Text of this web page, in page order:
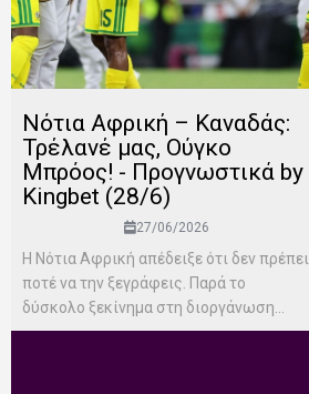
Νότια Αφρική – Καναδάς:
Τρέλανέ μας, Ούγκο
Μπρόος! - Προγνωστικά by
Kingbet (28/6)
27/06/2026
Η Νότια Αφρική απέδειξε ότι δεν πρέπει
ποτέ να την ξεγράφεις. Παρά το
δύσκολο ξεκίνημα στη διοργάνωση...